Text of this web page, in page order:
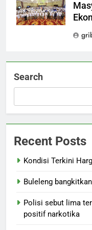
Search
Recent Posts
Kondisi Terkini
Buleleng
Polisi sebut lima
positif narkotika